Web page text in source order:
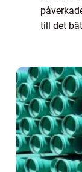
till det